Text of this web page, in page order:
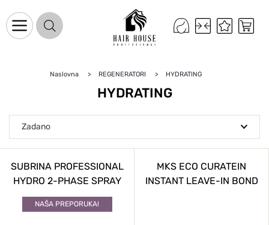
Novo u ponudi
Brandovi
Kontakt
Upravljanje kolačićima
Naslovna REGENERATORI HYDRATING
HYDRATING
SUBRINA PROFESSIONAL
HYDRO 2-PHASE SPRAY
200 ML
NAŠA PREPORUKA!
MKS ECO CURATEIN
INSTANT LEAVE-IN BOND